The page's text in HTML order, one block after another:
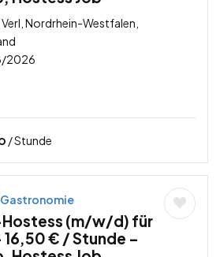
Nordrhein-Westfalen,
2026
/ Stunde
Gastronomie
(m/w/d) für
16,50 € / Stunde –